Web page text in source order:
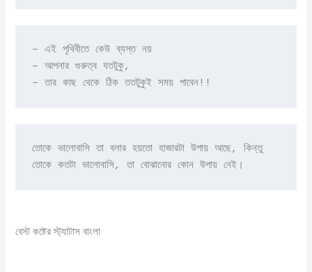
– এই পৃথিবীতে কেউ ব্যস্ত নয়
– আপনার গুরুত্ব যতটুকু,
– তার কাছ থেকে ঠিক ততটুকুই সময় পাবেন!!
তোকে ভালোবাসি তা বলার হয়তো হাজারটা উপায় আছে, কিন্তু
তোকে কতটা ভালোবাসি, তা বোঝানোর কোন উপায় নেই।
বেস্ট কষ্টের স্ট্যাটাস বাংলা